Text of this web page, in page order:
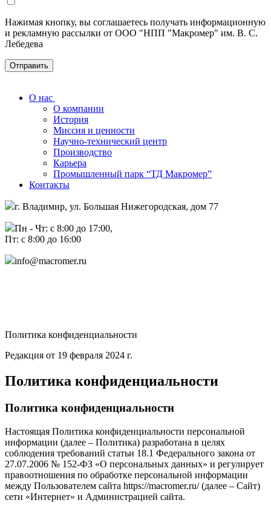
Нажимая кнопку, вы соглашаетесь получать информационную
и рекламную рассылки от ООО "НПП "Макромер" им. В. С.
Лебедева
О нас
О компании
История
Миссия и ценности
Научно-технический центр
Производство
Карьера
Промышленный парк “ТД Макромер”
Контакты
г. Владимир, ул. Большая Нижегородская, дом 77
Пн - Чт: с 8:00 до 17:00,
Пт: с 8:00 до 16:00
info@macromer.ru
Политика конфиденциальности
Редакция от 19 февраля 2024 г.
Политика конфиденциальности
Политика конфиденциальности
Настоящая Политика конфиденциальности персональной
информации (далее – Политика) разработана в целях
соблюдения требований статьи 18.1 Федерального закона от
27.07.2006 № 152-ФЗ «О персональных данных» и регулирует
правоотношения по обработке персональной информации
между Пользователем сайта https://macromer.ru/ (далее – Сайт)
сети «Интернет» и Администрацией сайта.